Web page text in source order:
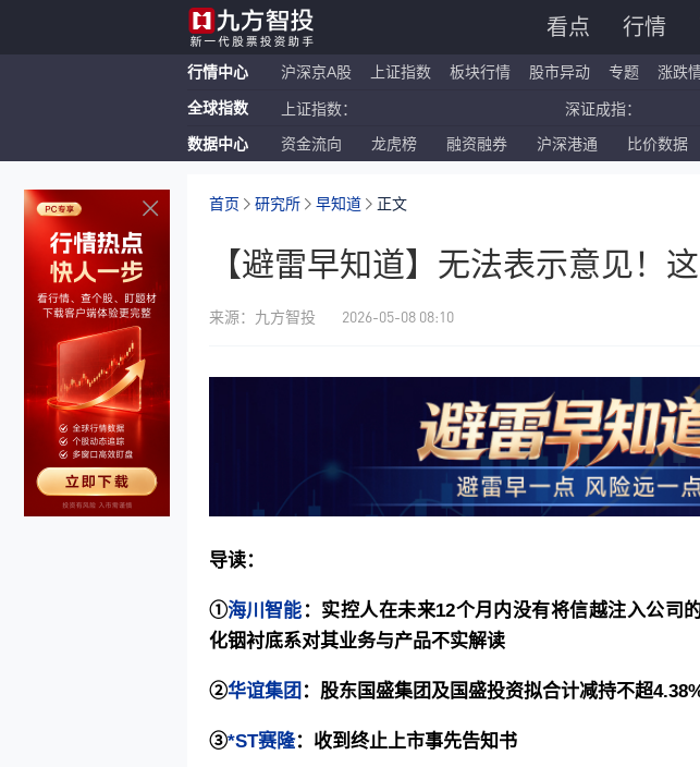
看点 行情
行情中心 沪深京A股 上证指数 板块行情 股市异动 专题 涨跌
全球指数 上证指数： 深证成指：
恒生指数： 国企指数：
数据中心 资金流向 龙虎榜 融资融券 沪深港通 比价数据
首页 研究所 早知道 正文
【避雷早知道】无法表示意见！
来源：九方智投 2026-05-08 08:10
导读：
①海川智能 ：实控人在未来12个月内没有将信越注入公司
化铟衬底系对其业务与产品不实解读
②华谊集团 ：股东国盛集团及国盛投资拟合计减持不超
③*ST赛隆：收到终止上市事先告知书